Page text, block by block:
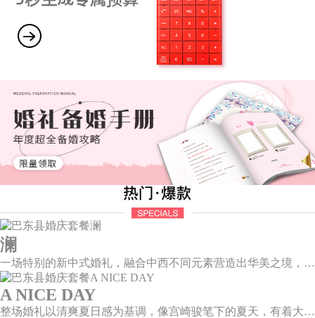
澜
一场特别的新中式婚礼，融合中西不同元素营造出华美之境，有庄严浪漫的西式证婚，也有含蓄深情的中式感恩，从古典到现代，从前世到今生，爱，隽永铭刻。
A NICE DAY
整场婚礼以清爽夏日感为基调，像宫崎骏笔下的夏天，有着大朵大朵像棉花糖似的白云，有蔚蓝蔚蓝的天空和青绿青绿的草地，有着童话世界里干净纯洁的美好，有着日系画风下的治愈感。